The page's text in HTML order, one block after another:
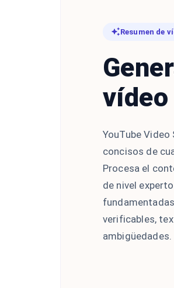
Resumen de
YouTube
concisos de
Procesa el
de nivel
verificables,
ambigüedades.